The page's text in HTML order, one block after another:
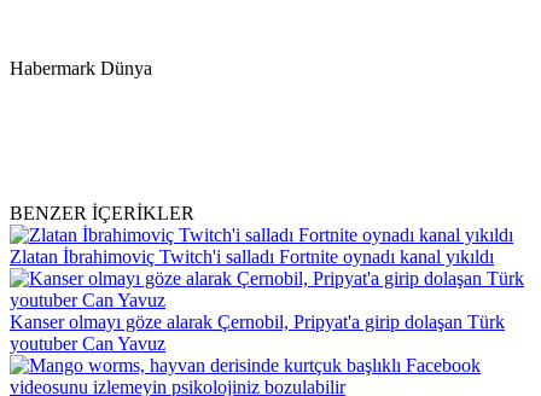
Habermark Dünya
BENZER İÇERİKLER
Zlatan İbrahimoviç Twitch'i salladı Fortnite oynadı kanal yıkıldı
Kanser olmayı göze alarak Çernobil, Pripyat'a girip dolaşan Türk
youtuber Can Yavuz